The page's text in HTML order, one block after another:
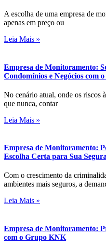
A escolha de uma empresa de
apenas em preço ou
Leia Mais »
Empresa de Monitoramento:
Condomínios e Negócios com
No cenário atual, onde os riscos
que nunca, contar
Leia Mais »
Empresa de Monitoramento:
Escolha Certa para Sua
Com o crescimento da
ambientes mais seguros, a
Leia Mais »
Empresa de Monitoramento:
com o Grupo KNK